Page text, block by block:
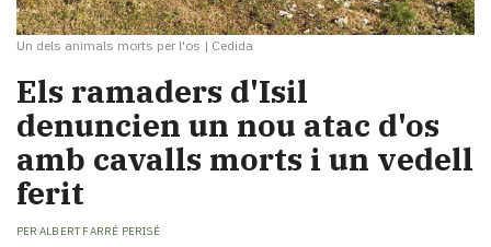
Un dels animals morts per l'os | Cedida
Els ramaders d'Isil
denuncien un nou atac d'os
amb cavalls morts i un vedell
ferit
PER ALBERT FARRÉ PERISÉ